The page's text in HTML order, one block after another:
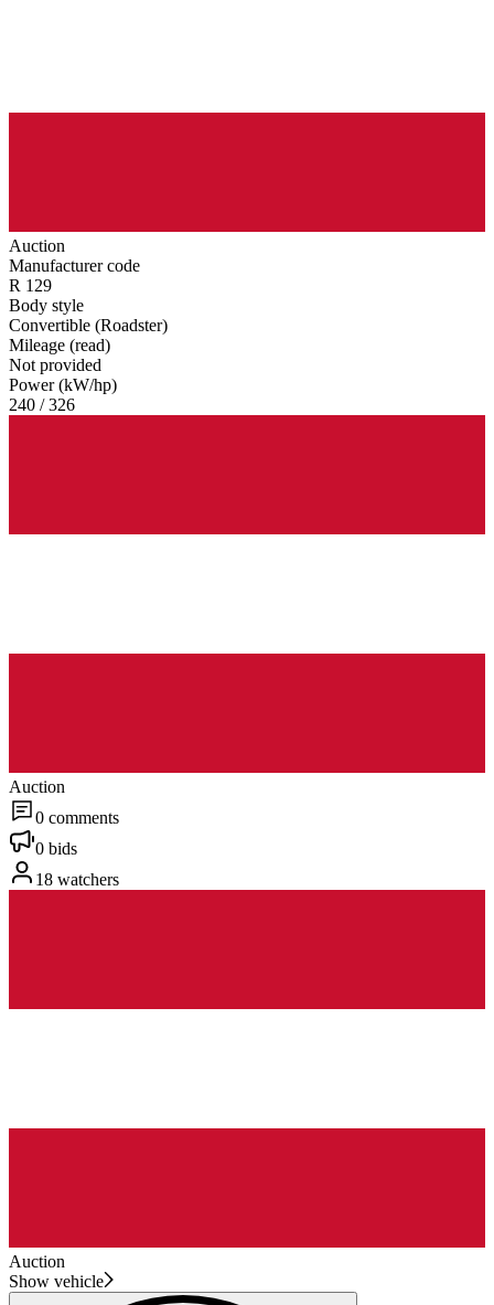
Auction
Manufacturer code
R 129
Body style
Convertible (Roadster)
Mileage (read)
Not provided
Power (kW/hp)
240 / 326
Auction
0 comments
0 bids
18 watchers
Auction
Show vehicle